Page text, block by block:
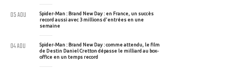
Spider-Man : Brand New Day : en France, un succès
record aussi avec 3 millions d'entrées en une
semaine
05 AOU
Spider-Man : Brand New Day : comme attendu, le film
de Destin Daniel Cretton dépasse le milliard au box-
office en un temps record
04 AOU